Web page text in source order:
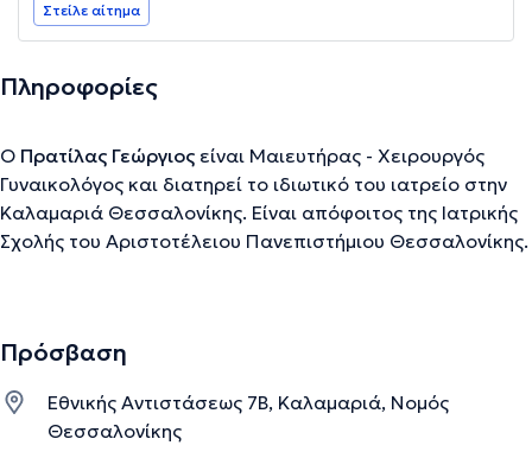
Στείλε αίτημα
Πληροφορίες
Ο Πρατίλας Γεώργιος είναι Μαιευτήρας - Χειρουργός
Γυναικολόγος και διατηρεί το ιδιωτικό του ιατρείο στην
Καλαμαριά Θεσσαλονίκης. Είναι απόφοιτος της Ιατρικής
Σχολής του Αριστοτέλειου Πανεπιστήμιου Θεσσαλονίκης.
Ιπποκράτειου Νοσοκομείου Θεσσαλονίκης. Μετά τη λήψη
στα νοσοκομεία του Basingstoke, όπου ασχολήθηκε
ιδιαίτερα με τις ενδοσκοπικές επεμβάσεις και Guy's and
Πρόσβαση
Εθνικής Αντιστάσεως 7Β, Καλαμαριά, Νομός
Θεσσαλονίκης